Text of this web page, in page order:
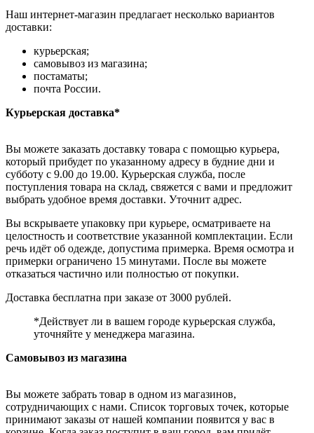
Наш интернет-магазин предлагает несколько вариантов
доставки:
курьерская;
самовывоз из магазина;
постаматы;
почта России.
Курьерская доставка*
Вы можете заказать доставку товара с помощью курьера,
который прибудет по указанному адресу в будние дни и
субботу с 9.00 до 19.00. Курьерская служба, после
поступления товара на склад, свяжется с вами и предложит
выбрать удобное время доставки. Уточнит адрес.
Вы вскрываете упаковку при курьере, осматриваете на
целостность и соответствие указанной комплектации. Если
речь идёт об одежде, допустима примерка. Время осмотра и
примерки ограничено 15 минутами. После вы можете
отказаться частично или полностью от покупки.
Доставка бесплатна при заказе от 3000 рублей.
*Действует ли в вашем городе курьерская служба,
уточняйте у менеджера магазина.
Самовывоз из магазина
Вы можете забрать товар в одном из магазинов,
сотрудничающих с нами. Список торговых точек, которые
принимают заказы от нашей компании появится у вас в